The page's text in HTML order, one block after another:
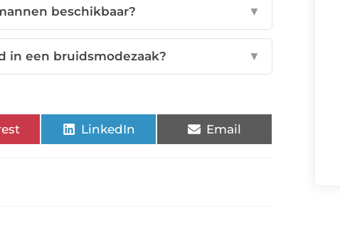
beschikbaar? ▼
in een bruidsmodezaak? ▼
LinkedIn Email